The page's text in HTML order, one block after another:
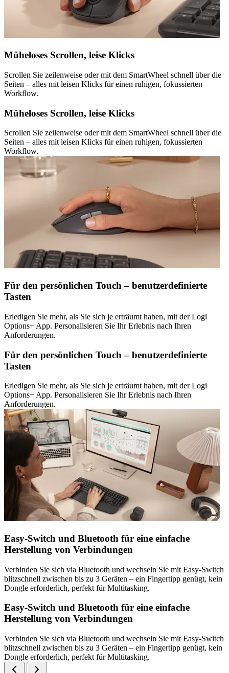
Müheloses Scrollen, leise Klicks
Scrollen Sie zeilenweise oder mit dem SmartWheel schnell über die
Seiten – alles mit leisen Klicks für einen ruhigen, fokussierten
Workflow.
Müheloses Scrollen, leise Klicks
Scrollen Sie zeilenweise oder mit dem SmartWheel schnell über die
Seiten – alles mit leisen Klicks für einen ruhigen, fokussierten
Workflow.
Für den persönlichen Touch – benutzerdefinierte
Tasten
Erledigen Sie mehr, als Sie sich je erträumt haben, mit der Logi
Options+ App. Personalisieren Sie Ihr Erlebnis nach Ihren
Anforderungen.
Für den persönlichen Touch – benutzerdefinierte
Tasten
Erledigen Sie mehr, als Sie sich je erträumt haben, mit der Logi
Options+ App. Personalisieren Sie Ihr Erlebnis nach Ihren
Anforderungen.
Easy-Switch und Bluetooth für eine einfache
Herstellung von Verbindungen
Verbinden Sie sich via Bluetooth und wechseln Sie mit Easy-Switch
blitzschnell zwischen bis zu 3 Geräten – ein Fingertipp genügt, kein
Dongle erforderlich, perfekt für Multitasking.
Easy-Switch und Bluetooth für eine einfache
Herstellung von Verbindungen
Verbinden Sie sich via Bluetooth und wechseln Sie mit Easy-Switch
blitzschnell zwischen bis zu 3 Geräten – ein Fingertipp genügt, kein
Dongle erforderlich, perfekt für Multitasking.